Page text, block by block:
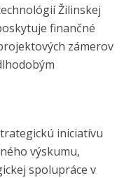
Žilinskej
finančné
zámerov
iniciatívu
výskumu,
spolupráce v